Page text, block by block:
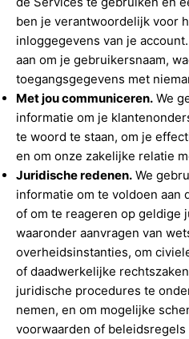
ben je verantwoordelijk voor
inloggegevens van je
aan om je gebruikersnaam,
toegangsgegevens met
Met jou communiceren. We
informatie om je
te woord te staan, om je
en om onze zakelijke relatie
Juridische redenen. We
informatie om te voldoen aan
of om te reageren op geldige
waaronder aanvragen van
overheidsinstanties, om
of daadwerkelijke
juridische procedures te
nemen, en om mogelijke
voorwaarden of